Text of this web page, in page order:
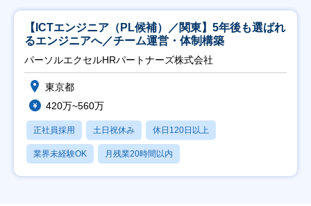
【ICTエンジニア（PL候補）／関東】5年後も選ばれ
るエンジニアへ／チーム運営・体制構築
パーソルエクセルHRパートナーズ株式会社
東京都
420万~560万
正社員採用 土日祝休み 休日120日以上
業界未経験OK 月残業20時間以内